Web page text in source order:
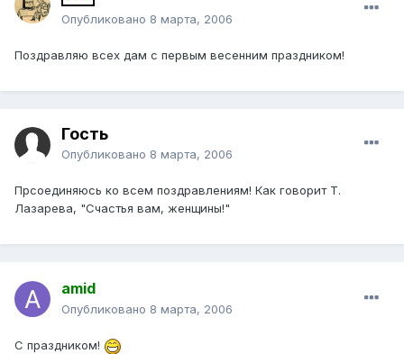
Опубликовано 8 марта, 2006
Поздравляю всех дам с первым весенним праздником!
Гость
Опубликовано 8 марта, 2006
Прсоединяюсь ко всем поздравлениям! Как говорит Т.
Лазарева, "Счастья вам, женщины!"
amid
Опубликовано 8 марта, 2006
С праздником!